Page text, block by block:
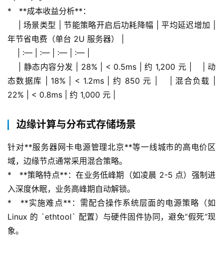
*   **成本收益分析**：
年节省电费（单台 2U 服务器） |
    | :— | :— | :— | :— |
态数据库 | 18% | < 1.2ms | 约 850 元 |    | 混合负载 |
22% | < 0.8ms | 约 1,000 元 |
边缘计算与分布式存储场景
针对**服务器网卡电源管理北京**等一线城市的高电价区
域，边缘节点通常采用混合策略。
*   **策略特点**：在业务低峰期（如凌晨 2-5 点）强制进
入深度休眠，业务高峰期自动解锁。
*   **实施难点**：需配合操作系统层面的电源策略（如
Linux 的 `ethtool` 配置）与硬件固件协同，避免“假死”现
象。